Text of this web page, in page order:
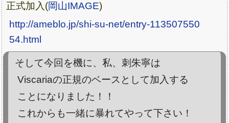
正式加入(岡山IMAGE)
http://ameblo.jp/shi-su-net/entry-113507550
54.html
そして今回を機に、私、刺朱寧は
Viscariaの正規のベースとして加入する
ことになりました！！
これからも一緒に暴れてやって下さい！